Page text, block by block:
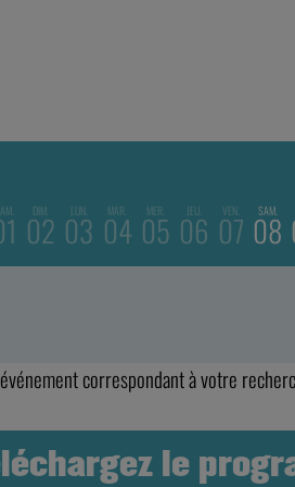
DIM.
02 LUN.
03 MAR.
04 MER.
05 JEU.
06 VEN.
07 SAM.
08
correspondant à votre
le